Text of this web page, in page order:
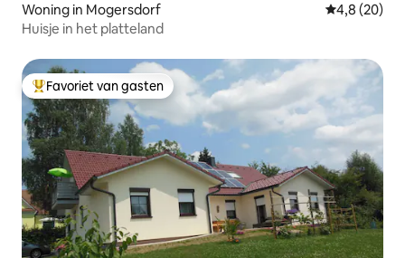
Woning in Mogersdorf Gemiddelde
4,8 (20)
Huisje in het platteland
Topfavoriet van gasten
Favoriet van gasten